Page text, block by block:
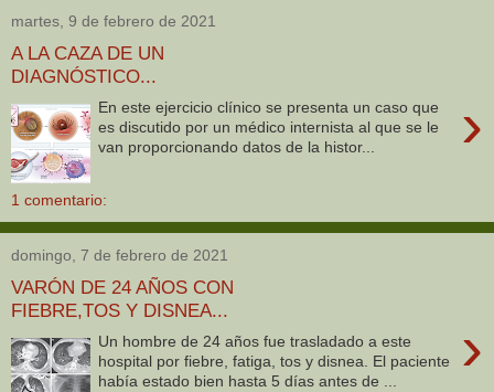
martes, 9 de febrero de 2021
A LA CAZA DE UN
DIAGNÓSTICO...
›
En este ejercicio clínico se presenta un caso que
es discutido por un médico internista al que se le
van proporcionando datos de la histor...
1 comentario:
domingo, 7 de febrero de 2021
VARÓN DE 24 AÑOS CON
FIEBRE,TOS Y DISNEA...
›
Un hombre de 24 años fue trasladado a este
hospital por fiebre, fatiga, tos y disnea. El paciente
había estado bien hasta 5 días antes de ...